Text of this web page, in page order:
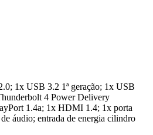
1x USB 3.2 1ª geração; 1x USB
4 Power Delivery
1.4a; 1x HDMI 1.4; 1x porta
áudio; entrada de energia cilindro